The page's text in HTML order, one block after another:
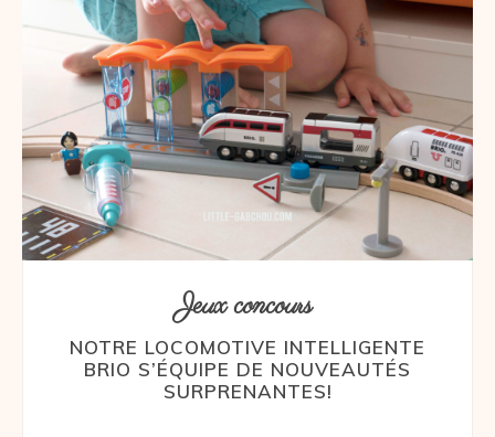
Jeux concours
NOTRE LOCOMOTIVE INTELLIGENTE
BRIO S’ÉQUIPE DE NOUVEAUTÉS
SURPRENANTES!